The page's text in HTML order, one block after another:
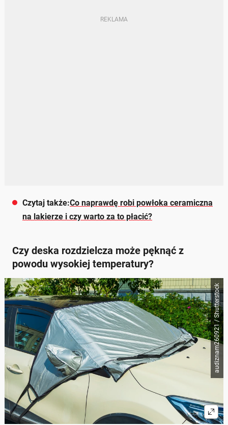
Czytaj także:Co naprawdę robi powłoka ceramiczna
na lakierze i czy warto za to płacić?
Czy deska rozdzielcza może pęknąć z
powodu wysokiej temperatury?
audiznam260921 / Shutterstock